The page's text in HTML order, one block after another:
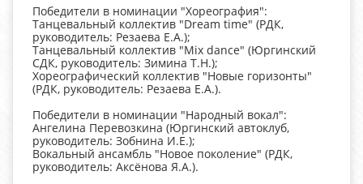
Победители в номинации "Хореография":
Танцевальный коллектив "Dream time" (РДК,
руководитель: Резаева Е.А.);
Танцевальный коллектив "Mix dance" (Юргинский
СДК, руководитель: Зимина Т.Н.);
Хореографический коллектив "Новые горизонты"
(РДК, руководитель: Резаева Е.А.).
Победители в номинации "Народный вокал":
Ангелина Перевозкина (Юргинский автоклуб,
руководитель: Зобнина И.Е.);
Вокальный ансамбль "Новое поколение" (РДК,
руководитель: Аксёнова Я.А.).